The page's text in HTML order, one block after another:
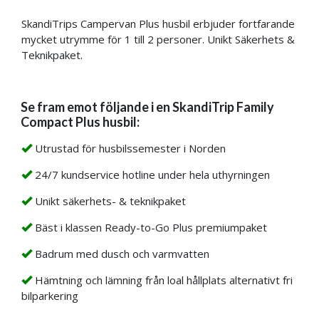
SkandiTrips Campervan Plus husbil erbjuder fortfarande
mycket utrymme för 1 till 2 personer. Unikt Säkerhets &
Teknikpaket.
Se fram emot följande i en SkandiTrip Family
Compact Plus husbil:
Utrustad för husbilssemester i Norden
24/7 kundservice hotline under hela uthyrningen
Unikt säkerhets- & teknikpaket
Bäst i klassen Ready-to-Go Plus premiumpaket
Badrum med dusch och varmvatten
Hämtning och lämning från loal hållplats alternativt fri
bilparkering